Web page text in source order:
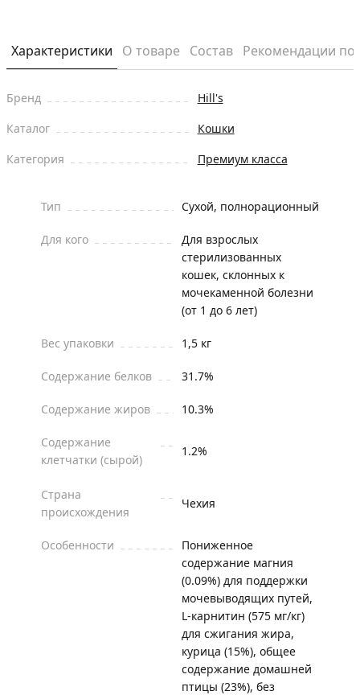
Характеристики О товаре Состав Рекомендации
Бренд
Hill's
Каталог
Кошки
Категория
Премиум класса
Тип Сухой, полнорационный
Для кого
Для взрослых
стерилизованных
кошек, склонных к
мочекаменной болезни
(от 1 до 6 лет)
Вес упаковки 1,5 кг
Содержание белков 31.7%
Содержание жиров 10.3%
Содержание
клетчатки (сырой)
1.2%
Страна
происхождения
Чехия
Особенности
Пониженное
содержание магния
(0.09%) для поддержки
мочевыводящих путей,
L-карнитин (575 мг/кг)
для сжигания жира,
курица (15%), общее
содержание домашней
птицы (23%), без